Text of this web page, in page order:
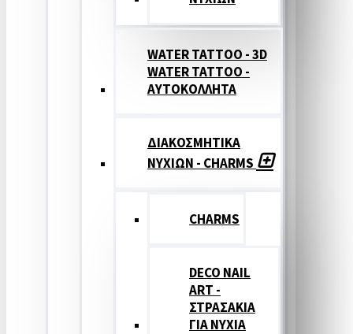
WATER TATTOO - 3D
WATER TATTOO -
ΑΥΤΟΚΟΛΛΗΤΑ
ΔΙΑΚΟΣΜΗΤΙΚΑ
ΝΥΧΙΩΝ - CHARMS
CHARMS
DECO NAIL
ART -
ΣΤΡΑΣΑΚΙΑ
ΓΙΑ ΝΥΧΙΑ